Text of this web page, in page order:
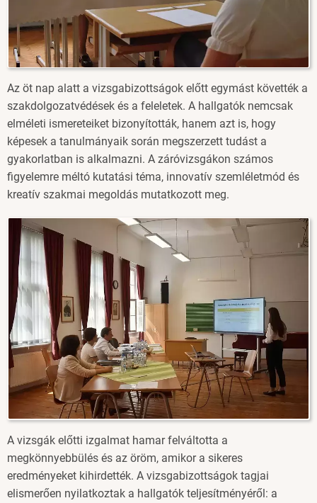
Az öt nap alatt a vizsgabizottságok előtt egymást követték a
szakdolgozatvédések és a feleletek. A hallgatók nemcsak
elméleti ismereteiket bizonyították, hanem azt is, hogy
képesek a tanulmányaik során megszerzett tudást a
gyakorlatban is alkalmazni. A záróvizsgákon számos
figyelemre méltó kutatási téma, innovatív szemléletmód és
kreatív szakmai megoldás mutatkozott meg.
Image
A vizsgák előtti izgalmat hamar felváltotta a
megkönnyebbülés és az öröm, amikor a sikeres
eredményeket kihirdették. A vizsgabizottságok tagjai
elismerően nyilatkoztak a hallgatók teljesítményéről: a